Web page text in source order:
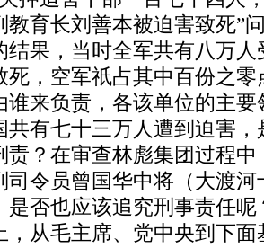
教育长刘善本被迫害致死”
结果，当时全军共有八万
死，空军祇占其中百份之零
谁来负责，各该单位的主要
共有七十三万人遭到迫害
责？在审查林彪集团过程
司令员曾国华中将（大渡
是否也应该追究刑事责任呢
，从毛主席、党中央到下